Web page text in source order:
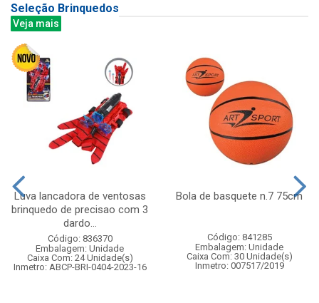
Seleção Brinquedos
Veja mais
Luva lancadora de ventosas
brinquedo de precisao com 3
dardo...
Código: 836370
Embalagem: Unidade
Caixa Com: 24 Unidade(s)
Inmetro: ABCP-BRI-0404-2023-16
Bola de basquete n.7 75cm
Código: 841285
Embalagem: Unidade
Caixa Com: 30 Unidade(s)
Inmetro: 007517/2019